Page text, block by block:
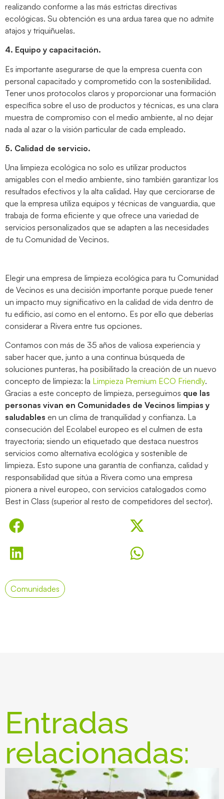
realizando conforme a las más estrictas directivas
ecológicas. Su obtención es una ardua tarea que no admite
atajos y triquiñuelas.
4. Equipo y capacitación.
Es importante asegurarse de que la empresa cuenta con
personal capacitado y comprometido con la sostenibilidad.
Tener unos protocolos claros y proporcionar una formación
específica sobre el uso de productos y técnicas, es una clara
muestra de compromiso con el medio ambiente, al no dejar
nada al azar o la visión particular de cada empleado.
5. Calidad de servicio.
Una limpieza ecológica no solo es utilizar productos
amigables con el medio ambiente, sino también garantizar los
resultados efectivos y la alta calidad. Hay que cerciorarse de
que la empresa utiliza equipos y técnicas de vanguardia, que
trabaja de forma eficiente y que ofrece una variedad de
servicios personalizados que se adapten a las necesidades
de tu Comunidad de Vecinos.
Elegir una empresa de limpieza ecológica para tu Comunidad
de Vecinos es una decisión importante porque puede tener
un impacto muy significativo en la calidad de vida dentro de
tu edificio, así como en el entorno. Es por ello que deberías
considerar a Rivera entre tus opciones.
Contamos con más de 35 años de valiosa experiencia y
saber hacer que, junto a una continua búsqueda de
soluciones punteras, ha posibilitado la creación de un nuevo
concepto de limpieza: la Limpieza Premium ECO Friendly.
Gracias a este concepto de limpieza, perseguimos que las
personas vivan en Comunidades de Vecinos limpias y
saludables en un clima de tranquilidad y confianza. La
consecución del Ecolabel europeo es el culmen de esta
trayectoria; siendo un etiquetado que destaca nuestros
servicios como alternativa ecológica y sostenible de
limpieza. Esto supone una garantía de confianza, calidad y
responsabilidad que sitúa a Rivera como una empresa
pionera a nivel europeo, con servicios catalogados como
Best in Class (superior al resto de competidores del sector).
Comunidades
Entradas
relacionadas: